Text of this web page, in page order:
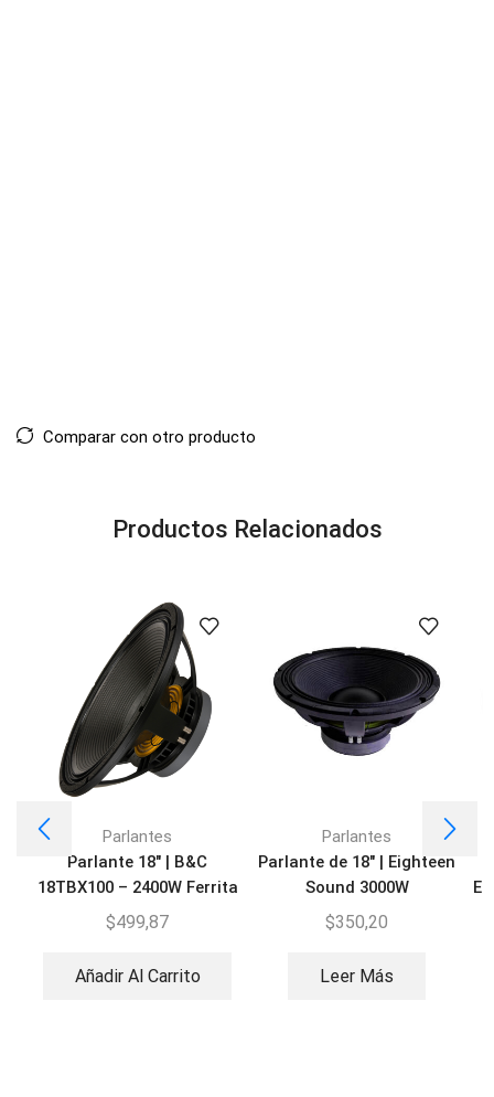
Comparar con otro producto
Productos Relacionados
Parlantes
Parlante 18″ | B&C
18TBX100 – 2400W Ferrita
$499,87
Añadir Al Carrito
Parlantes
Parlante de 18″ | Eighteen
Sound 3000W
$350,20
Leer Más